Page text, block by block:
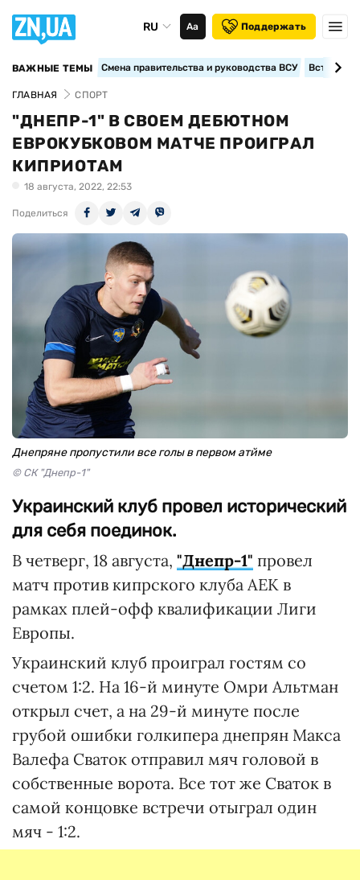
RU Аа Поддержать
ВАЖНЫЕ ТЕМЫ Смена правительства и руководства ВСУ
ГЛАВНАЯ СПОРТ
"ДНЕПР-1" В СВОЕМ ДЕБЮТНОМ
ЕВРОКУБКОВОМ МАТЧЕ ПРОИГРАЛ
КИПРИОТАМ
18 августа, 2022, 22:53
Поделиться
Днепряне пропустили все голы в первом атйме
© СК "Днепр-1"
Украинский клуб провел исторический
для себя поединок.
В четверг, 18 августа, "Днепр-1" провел
матч против кипрского клуба АЕК в
рамках плей-офф квалификации Лиги
Европы.
Украинский клуб проиграл гостям со
счетом 1:2. На 16-й минуте Омри Альтман
открыл счет, а на 29-й минуте после
грубой ошибки голкипера днепрян Макса
Валефа Сваток отправил мяч головой в
собственные ворота. Все тот же Сваток в
самой концовке встречи отыграл один
мяч - 1:2.